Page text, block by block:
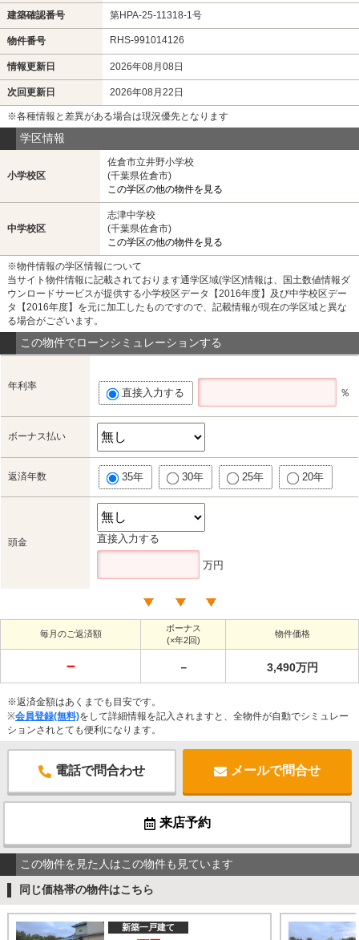
建築確認番号 第HPA-25-11318-1号
物件番号 RHS-991014126
情報更新日 2026年08月08日
次回更新日 2026年08月22日
※各種情報と差異がある場合は現況優先となります
学区情報
小学校区
佐倉市立井野小学校
(千葉県佐倉市)
この学区の他の物件を見る
中学校区
志津中学校
(千葉県佐倉市)
この学区の他の物件を見る
※物件情報の学区情報について
当サイト物件情報に記載されております通学区域(学区)情報は、国土数値情報ダ
ウンロードサービスが提供する小学校区データ【2016年度】及び中学校区デー
タ【2016年度】を元に加工したものですので、記載情報が現在の学区域と異な
る場合がございます。
この物件でローンシミュレーションする
年利率
直接入力する ％
ボーナス払い
返済年数 35年 30年 25年 20年
頭金 直接入力する
万円
毎月のご返済額
ボーナス
(×年2回)
物件価格
－ － 3,490万円
※返済金額はあくまでも目安です。
※会員登録(無料)をして詳細情報を記入されますと、全物件が自動でシミュレー
ションされとても便利になります。
電話で問合わせ メールで問合せ
来店予約
この物件を見た人はこの物件も見ています
同じ価格帯の物件はこちら
新築一戸建て